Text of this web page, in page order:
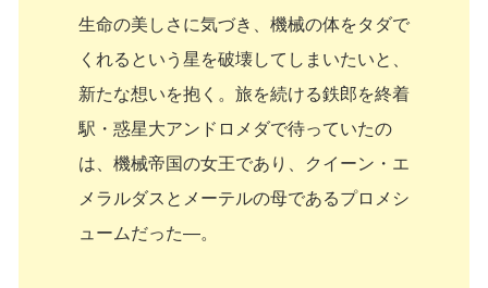
生命の美しさに気づき、機械の体をタダで
くれるという星を破壊してしまいたいと、
新たな想いを抱く。旅を続ける鉄郎を終着
駅・惑星大アンドロメダで待っていたの
は、機械帝国の女王であり、クイーン・エ
メラルダスとメーテルの母であるプロメシ
ュームだった―。